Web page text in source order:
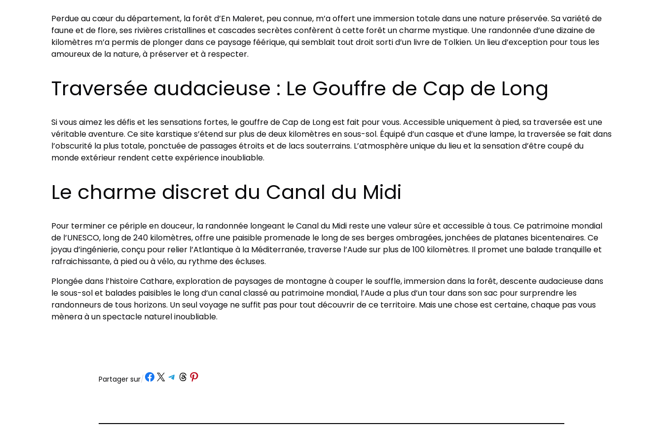
Perdue au cœur du département, la forêt d’En Maleret, peu connue, m’a offert une immersion totale dans une nature préservée. Sa variété de
faune et de flore, ses rivières cristallines et cascades secrètes confèrent à cette forêt un charme mystique. Une randonnée d’une dizaine de
kilomètres m’a permis de plonger dans ce paysage féérique, qui semblait tout droit sorti d’un livre de Tolkien. Un lieu d’exception pour tous les
amoureux de la nature, à préserver et à respecter.
Traversée audacieuse : Le Gouffre de Cap de Long
Si vous aimez les défis et les sensations fortes, le gouffre de Cap de Long est fait pour vous. Accessible uniquement à pied, sa traversée est une
véritable aventure. Ce site karstique s’étend sur plus de deux kilomètres en sous-sol. Équipé d’un casque et d’une lampe, la traversée se fait dans
l’obscurité la plus totale, ponctuée de passages étroits et de lacs souterrains. L’atmosphère unique du lieu et la sensation d’être coupé du
monde extérieur rendent cette expérience inoubliable.
Le charme discret du Canal du Midi
Pour terminer ce périple en douceur, la randonnée longeant le Canal du Midi reste une valeur sûre et accessible à tous. Ce patrimoine mondial
de l’UNESCO, long de 240 kilomètres, offre une paisible promenade le long de ses berges ombragées, jonchées de platanes bicentenaires. Ce
joyau d’ingénierie, conçu pour relier l’Atlantique à la Méditerranée, traverse l’Aude sur plus de 100 kilomètres. Il promet une balade tranquille et
rafraichissante, à pied ou à vélo, au rythme des écluses.
Plongée dans l’histoire Cathare, exploration de paysages de montagne à couper le souffle, immersion dans la forêt, descente audacieuse dans
le sous-sol et balades paisibles le long d’un canal classé au patrimoine mondial, l’Aude a plus d’un tour dans son sac pour surprendre les
randonneurs de tous horizons. Un seul voyage ne suffit pas pour tout découvrir de ce territoire. Mais une chose est certaine, chaque pas vous
mènera à un spectacle naturel inoubliable.
Partager sur/ Partager sur Facebook
Partager sur X Partager sur Telegram
Partager sur Threads
Partager sur Pinterest